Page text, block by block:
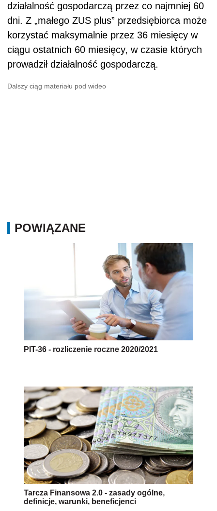
działalność gospodarczą przez co najmniej 60
dni. Z „małego ZUS plus” przedsiębiorca może
korzystać maksymalnie przez 36 miesięcy w
ciągu ostatnich 60 miesięcy, w czasie których
prowadził działalność gospodarczą.
Dalszy ciąg materiału pod wideo
POWIĄZANE
PIT-36 - rozliczenie roczne 2020/2021
Tarcza Finansowa 2.0 - zasady ogólne,
definicje, warunki, beneficjenci